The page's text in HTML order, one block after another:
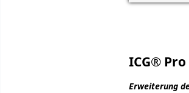
ICG®
Erweiterung